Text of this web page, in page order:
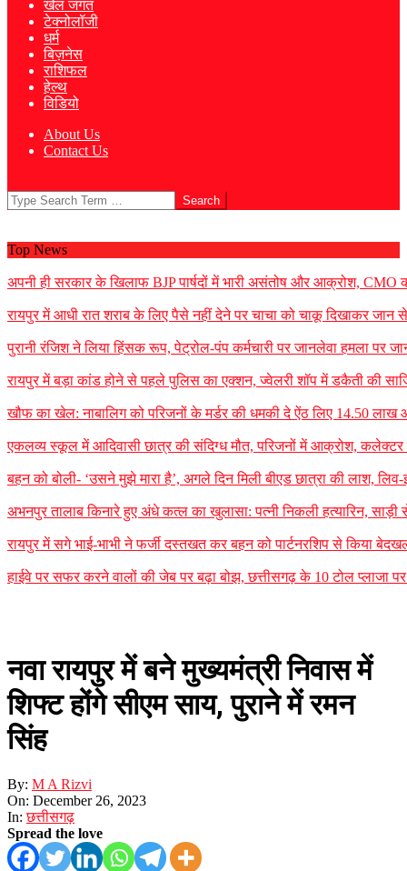
खेल जगत
टेक्नोलॉजी
धर्म
बिज़नेस
राशिफल
हेल्थ
विडियो
About Us
Contact Us
Search
Top News
अपनी ही सरकार के खिलाफ BJP पार्षदों में भारी असंतोष और आक्रोश, CMO
रायपुर में आधी रात शराब के लिए पैसे नहीं देने पर चाचा को चाकू दिखाकर जान से
पुरानी रंजिश ने लिया हिंसक रूप, पेट्रोल-पंप कर्मचारी पर जानलेवा हमला पर
रायपुर में बड़ा कांड होने से पहले पुलिस का एक्शन, ज्वेलरी शॉप में डकैती की
खौफ का खेल: नाबालिग को परिजनों के मर्डर की धमकी दे ऐंठ लिए 14.50 लाख
एकलव्य स्कूल में आदिवासी छात्र की संदिग्ध मौत, परिजनों में आक्रोश, कलेक्टर ने
बहन को बोली- ‘उसने मुझे मारा है’, अगले दिन मिली बीएड छात्रा की लाश,
अभनपुर तालाब किनारे हुए अंधे कत्ल का खुलासा: पत्नी निकली हत्यारिन, साड़ी
रायपुर में सगे भाई-भाभी ने फर्जी दस्तखत कर बहन को पार्टनरशिप से किया
हाईवे पर सफर करने वालों की जेब पर बढ़ा बोझ, छत्तीसगढ़ के 10 टोल प्लाजा
नवा रायपुर में बने मुख्यमंत्री निवास में
शिफ्ट होंगे सीएम साय, पुराने में रमन
सिंह
By: M A Rizvi
On: December 26, 2023
In: छत्तीसगढ़
Spread the love